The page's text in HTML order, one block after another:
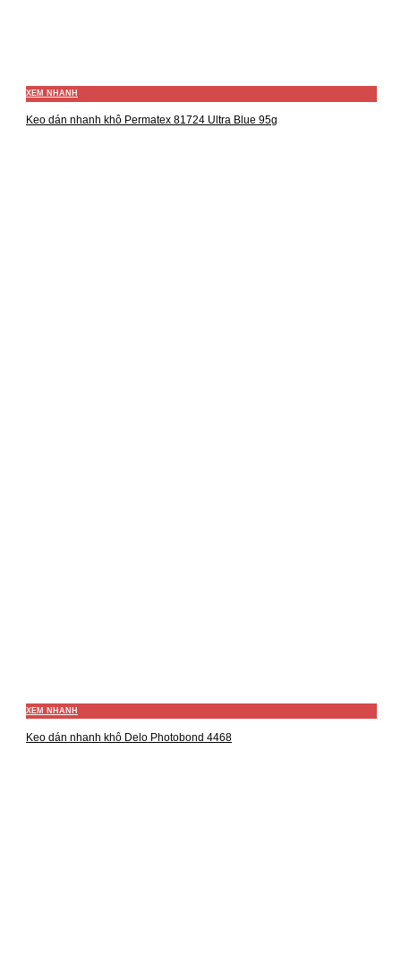
XEM NHANH
Keo dán nhanh khô Permatex 81724 Ultra Blue 95g
XEM NHANH
Keo dán nhanh khô Delo Photobond 4468